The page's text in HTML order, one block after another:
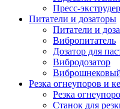
Пресс-экструдер
Питатели и дозаторы
Питатели и
Вибропитатель
Дозатор для
Вибродозатор
Резка огнеупоров и
Резка
Станок для